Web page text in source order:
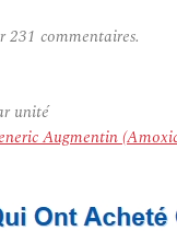
231 commentaires.
unité
Augmentin